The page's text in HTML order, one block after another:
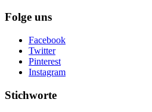
Folge uns
Facebook
Twitter
Pinterest
Instagram
Stichworte